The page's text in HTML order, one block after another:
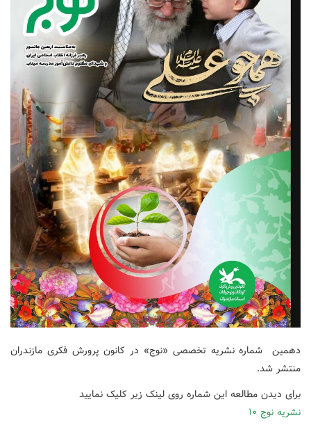
دهمین شماره نشریه تخصصی «نوج» در کانون پرورش فکری مازندران
منتشر شد.
برای دیدن مطالعه این شماره روی لینک زیر کلیک نمایید
نشریه نوج ۱۰